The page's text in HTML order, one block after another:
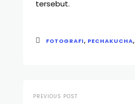
tersebut.
FOTOGRAFI, PECHAKUCHA,
PREVIOUS POST